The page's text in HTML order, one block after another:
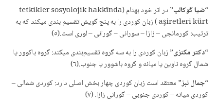
“ضیا گوكالپ
” در اثر خود بهنام (tetkikler sosyolojik hakkînda
aşiretleri kürt ) زبان كوردی را به پنج گویش تقسیم بندی میكند كه به
ترتیب: كورمانجی – زازا – سورانی – گورانی – لوری است.(٥)
“دكتر مكنزی” زبان كوردی را به سه گروه تقسیم‌بندی میكند: گروه باكوور یا
شمال گروه ناوین یا میانه و گروه باشوور یا جنوب.(٦)
“جمال نبز” معتقد است زبان كوردی چهار بخش اصلی دارد: كوردی شمالی –
كوردی میانه – كوردی جنوبی – گورانی زازا. (٧)